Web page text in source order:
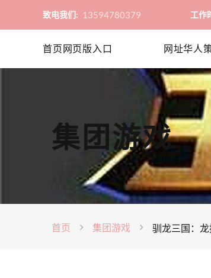
致电我们: 13594780379 工作
首页网页版入口 网址华人
集团游戏
首页 集团游戏 驯龙三国：